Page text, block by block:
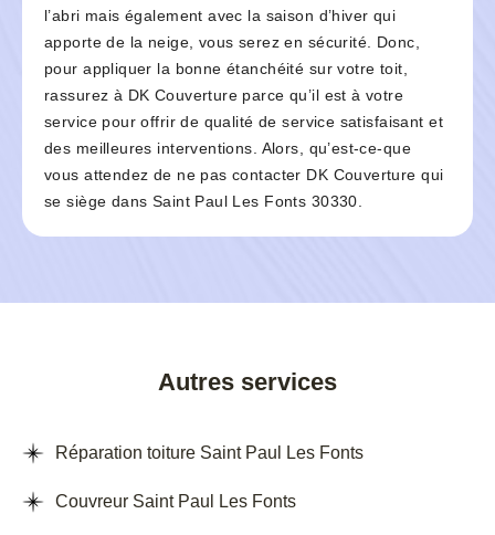
l’abri mais également avec la saison d’hiver qui
apporte de la neige, vous serez en sécurité. Donc,
pour appliquer la bonne étanchéité sur votre toit,
rassurez à DK Couverture parce qu’il est à votre
service pour offrir de qualité de service satisfaisant et
des meilleures interventions. Alors, qu’est-ce-que
vous attendez de ne pas contacter DK Couverture qui
se siège dans Saint Paul Les Fonts 30330.
Autres services
Réparation toiture Saint Paul Les Fonts
Couvreur Saint Paul Les Fonts